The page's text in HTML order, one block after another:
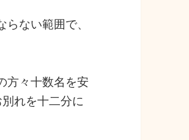
ない範囲で、
方々十数名を安
れを十二分に